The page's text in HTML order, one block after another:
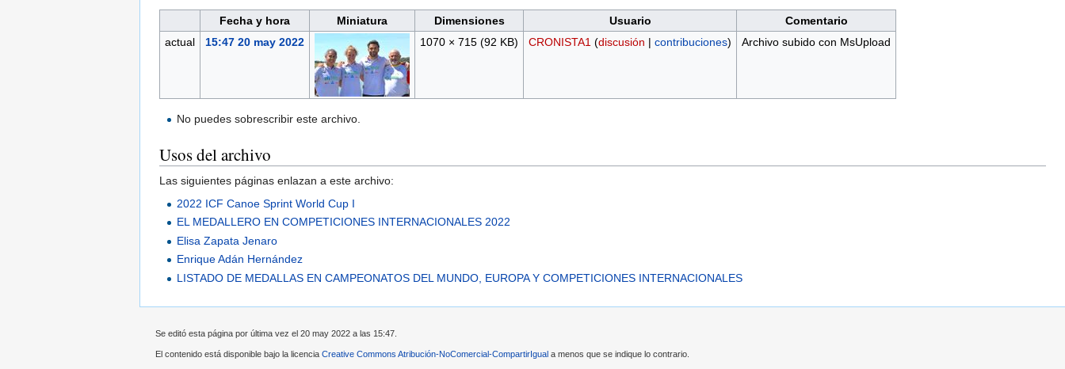
Fecha y hora Miniatura Dimensiones Usuario
Comentario
actual
15:47 20 may 2022 1070 × 715 (92 KB) CRONISTA1 (discusión | contribuciones) Archivo subido con MsUpload
No puedes sobrescribir este archivo.
Usos del archivo
Las siguientes páginas enlazan a este archivo:
2022 ICF Canoe Sprint World Cup I
EL MEDALLERO EN COMPETICIONES INTERNACIONALES 2022
Elisa Zapata Jenaro
Enrique Adán Hernández
LISTADO DE MEDALLAS EN CAMPEONATOS DEL MUNDO, EUROPA Y COMPETICIONES INTERNACIONALES
Se editó esta página por última vez el 20 may 2022 a las 15:47.
El contenido está disponible bajo la licencia Creative Commons Atribución-NoComercial-CompartirIgual a menos que se indique lo contrario.